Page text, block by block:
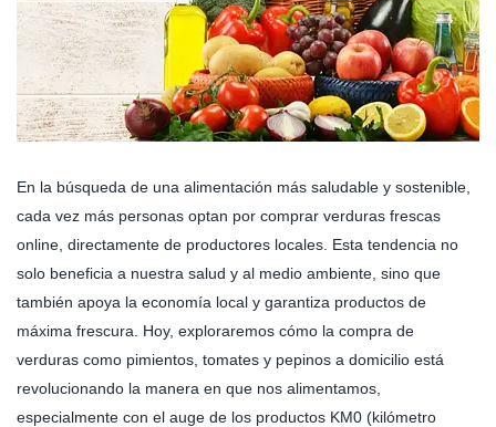
En la búsqueda de una alimentación más saludable y sostenible,
cada vez más personas optan por comprar verduras frescas
online, directamente de productores locales. Esta tendencia no
solo beneficia a nuestra salud y al medio ambiente, sino que
también apoya la economía local y garantiza productos de
máxima frescura. Hoy, exploraremos cómo la compra de
verduras como pimientos, tomates y pepinos a domicilio está
revolucionando la manera en que nos alimentamos,
especialmente con el auge de los productos KM0 (kilómetro